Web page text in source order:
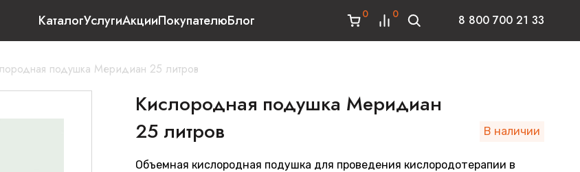
КаталогУслугиАкцииПокупателюБлог 0 0 8 800 700 21 33
подушка Меридиан 25 литров
Кислородная подушка Меридиан
25 литров
В наличии
Объемная кислородная подушка для проведения кислородотерапии в